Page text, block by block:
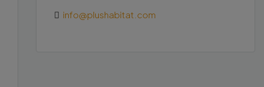
info@plushabitat.com